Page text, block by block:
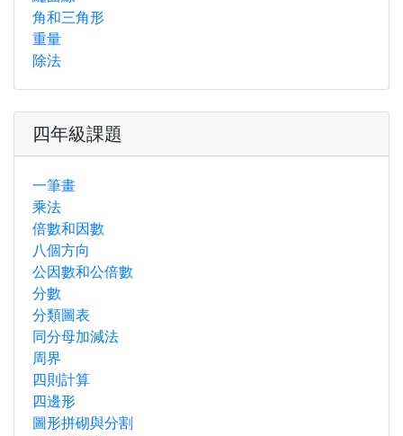
角和三角形
重量
除法
四年級課題
一筆畫
乘法
倍數和因數
八個方向
公因數和公倍數
分數
分類圖表
同分母加減法
周界
四則計算
四邊形
圖形拼砌與分割